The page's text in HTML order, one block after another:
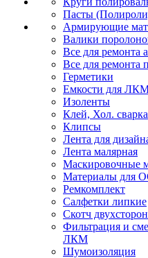
Пасты
Армирующие
Валики
Все для ремонта
Все для ремонта
Герметики
Емкости для
Изоленты
Клей, Хол. сварка
Клипсы
Лента для
Лента малярная
Маскировочные
Материалы для
Ремкомплект
Салфетки липкие
Скотч
Фильтрация и
ЛКМ
Шумоизоляция